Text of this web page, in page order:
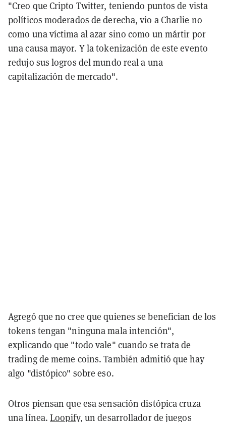
"Creo que Cripto Twitter, teniendo puntos de vista
políticos moderados de derecha, vio a Charlie no
como una víctima al azar sino como un mártir por
una causa mayor. Y la tokenización de este evento
redujo sus logros del mundo real a una
capitalización de mercado".
Agregó que no cree que quienes se benefician de los
tokens tengan "ninguna mala intención",
explicando que "todo vale" cuando se trata de
trading de meme coins. También admitió que hay
algo "distópico" sobre eso.
Otros piensan que esa sensación distópica cruza
una línea.Loopify, un desarrollador de juegos